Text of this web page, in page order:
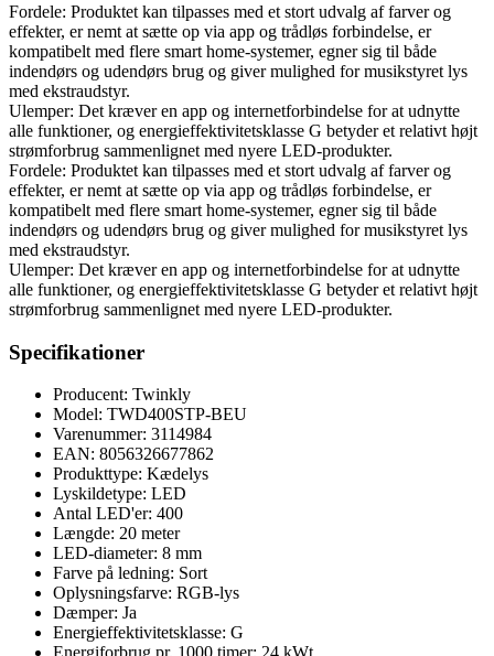
Fordele: Produktet kan tilpasses med et stort udvalg af farver og
effekter, er nemt at sætte op via app og trådløs forbindelse, er
kompatibelt med flere smart home-systemer, egner sig til både
indendørs og udendørs brug og giver mulighed for musikstyret lys
med ekstraudstyr.
Ulemper: Det kræver en app og internetforbindelse for at udnytte
alle funktioner, og energieffektivitetsklasse G betyder et relativt højt
strømforbrug sammenlignet med nyere LED-produkter.
Fordele: Produktet kan tilpasses med et stort udvalg af farver og
effekter, er nemt at sætte op via app og trådløs forbindelse, er
kompatibelt med flere smart home-systemer, egner sig til både
indendørs og udendørs brug og giver mulighed for musikstyret lys
med ekstraudstyr.
Ulemper: Det kræver en app og internetforbindelse for at udnytte
alle funktioner, og energieffektivitetsklasse G betyder et relativt højt
strømforbrug sammenlignet med nyere LED-produkter.
Specifikationer
Producent: Twinkly
Model: TWD400STP-BEU
Varenummer: 3114984
EAN: 8056326677862
Produkttype: Kædelys
Lyskildetype: LED
Antal LED'er: 400
Længde: 20 meter
LED-diameter: 8 mm
Farve på ledning: Sort
Oplysningsfarve: RGB-lys
Dæmper: Ja
Energieffektivitetsklasse: G